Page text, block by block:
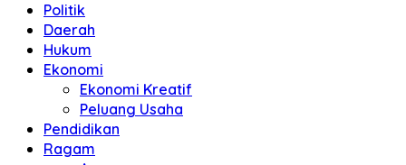
Politik
Daerah
Hukum
Ekonomi
Ekonomi Kreatif
Peluang Usaha
Pendidikan
Ragam